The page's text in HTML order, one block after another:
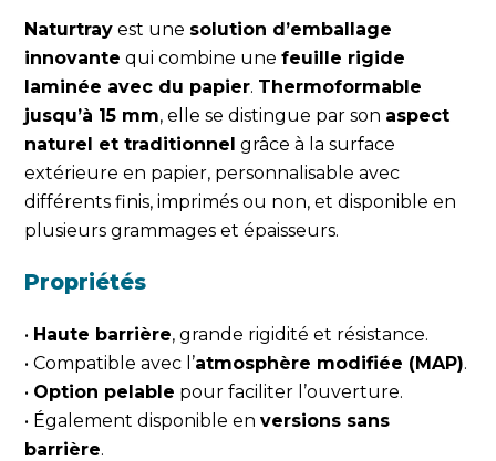
Naturtray est une solution d’emballage
innovante qui combine unefeuille rigide
laminée avec du papier. Thermoformable
jusqu’à 15 mm, elle se distingue par son aspect
naturel et traditionnel grâce à la surface
extérieure en papier, personnalisable avec
différents finis, imprimés ou non, et disponible en
plusieurs grammages et épaisseurs.
Propriétés
• Haute barrière, grande rigidité et résistance.
• Compatible avec l’atmosphère modifiée (MAP).
• Option pelable pour faciliter l’ouverture.
• Également disponible enversions sans
barrière.